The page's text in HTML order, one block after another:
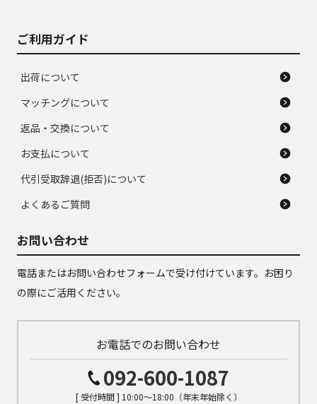
ご利用ガイド
出荷について
マッチングについて
返品・交換について
お支払について
代引受取辞退(拒否)について
よくあるご質問
お問い合わせ
電話またはお問い合わせフォームで受け付けています。お困り
の際にご活用ください。
お電話でのお問い合わせ
092-600-1087
[ 受付時間 ] 10:00～18:00（年末年始除く）